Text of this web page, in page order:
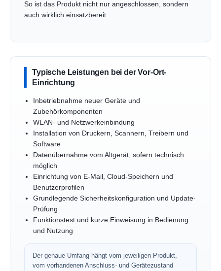
So ist das Produkt nicht nur angeschlossen, sondern
auch wirklich einsatzbereit.
Typische Leistungen bei der Vor-Ort-
Einrichtung
Inbetriebnahme neuer Geräte und
Zubehörkomponenten
WLAN- und Netzwerkeinbindung
Installation von Druckern, Scannern, Treibern und
Software
Datenübernahme vom Altgerät, sofern technisch
möglich
Einrichtung von E-Mail, Cloud-Speichern und
Benutzerprofilen
Grundlegende Sicherheitskonfiguration und Update-
Prüfung
Funktionstest und kurze Einweisung in Bedienung
und Nutzung
Der genaue Umfang hängt vom jeweiligen Produkt,
vom vorhandenen Anschluss- und Gerätezustand